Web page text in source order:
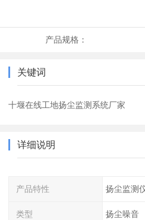
产品规格：
关键词
十堰在线工地扬尘监测系统厂家
详细说明
产品特性 扬尘监测
类型 扬尘噪音